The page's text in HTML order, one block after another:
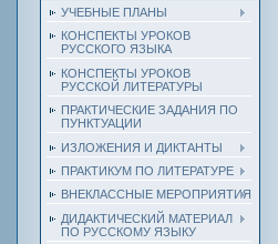
УЧЕБНЫЕ ПЛАНЫ
КОНСПЕКТЫ УРОКОВ
РУССКОГО ЯЗЫКА
КОНСПЕКТЫ УРОКОВ
РУССКОЙ ЛИТЕРАТУРЫ
ПРАКТИЧЕСКИЕ ЗАДАНИЯ ПО
ПУНКТУАЦИИ
ИЗЛОЖЕНИЯ И ДИКТАНТЫ
ПРАКТИКУМ ПО ЛИТЕРАТУРЕ
ВНЕКЛАССНЫЕ МЕРОПРИЯТИЯ
ДИДАКТИЧЕСКИЙ МАТЕРИАЛ
ПО РУССКОМУ ЯЗЫКУ